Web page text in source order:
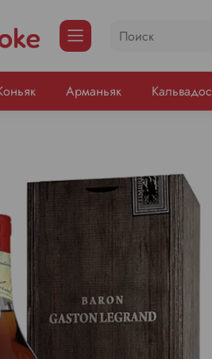
Арманьяк Кальвадос